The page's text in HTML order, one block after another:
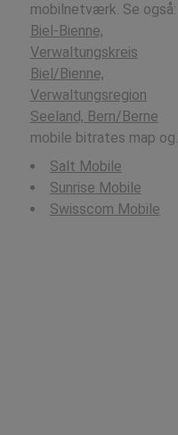
mobilnetværk. Se også:
Biel-Bienne,
Verwaltungskreis
Biel/Bienne,
Verwaltungsregion
Seeland, Bern/Berne
mobile bitrates map og.
Salt Mobile
Sunrise Mobile
Swisscom Mobile